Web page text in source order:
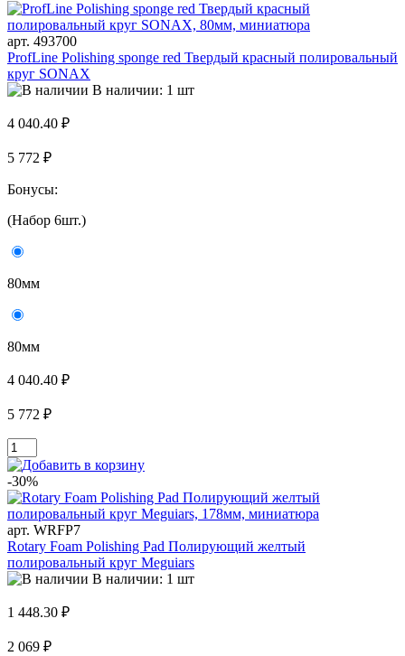
арт. 493700
ProfLine Polishing sponge red Твердый красный полировальный
круг SONAX
В наличии: 1 шт
4 040.40 ₽
5 772 ₽
Бонусы:
(Набор 6шт.)
80мм
80мм
4 040.40 ₽
5 772 ₽
-30%
арт. WRFP7
Rotary Foam Polishing Pad Полирующий желтый
полировальный круг Meguiars
В наличии: 1 шт
1 448.30 ₽
2 069 ₽